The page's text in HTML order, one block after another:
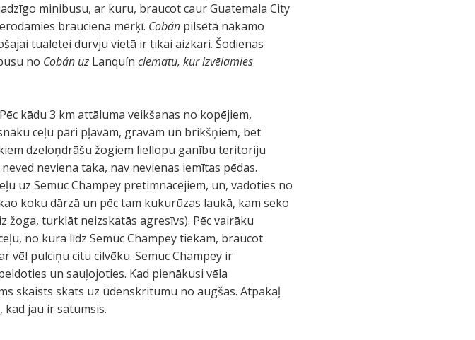
minibusu, ar kuru, braucot caur Guatemala City
brauciena mērķī. Cobán pilsētā nākamo
tualetei durvju vietā ir tikai aizkari. Šodienas
no Cobán uz Lanquín ciematu, kur izvēlamies
kādu 3 km attāluma veikšanas no kopējiem,
ceļu pāri pļavām, gravām un brikšņiem, bet
dzeloņdrāšu žogiem liellopu ganību teritoriju
neviena taka, nav nevienas iemītas pēdas.
uz Semuc Champey pretimnācējiem, un, vadoties no
koku dārzā un pēc tam kukurūzas laukā, kam seko
turklāt neizskatās agresīvs). Pēc vairāku
no kura līdz Semuc Champey tiekam, braucot
vēl pulciņu citu cilvēku. Semuc Champey ir
un sauļojoties. Kad pienākusi vēla
skaists skats uz ūdenskritumu no augšas. Atpakaļ
jau ir satumsis.